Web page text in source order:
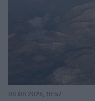
08.08.2026, 10:57